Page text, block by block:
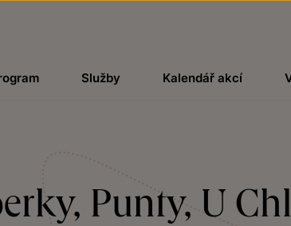
Služby Kalendář akcí
Punty, U